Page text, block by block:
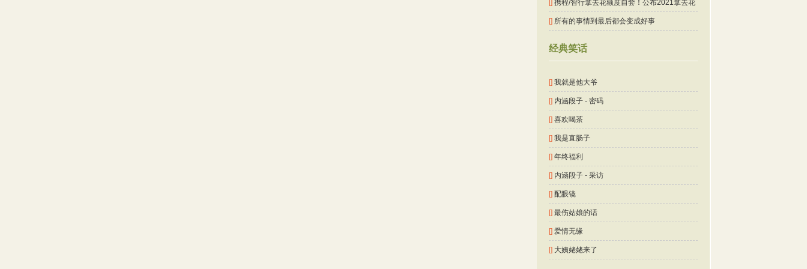
媚的脸
[] 携程/智行拿去花额度自套！公布2021拿去花
额度自己换现的方法！
[] 所有的事情到最后都会变成好事
经典笑话
[] 我就是他大爷
[] 内涵段子 - 密码
[] 喜欢喝茶
[] 我是直肠子
[] 年终福利
[] 内涵段子 - 采访
[] 配眼镜
[] 最伤姑娘的话
[] 爱情无缘
[] 大姨姥姥来了